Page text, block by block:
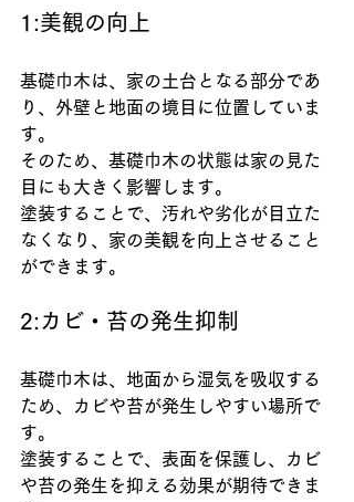
1:美観の向上
基礎巾木は、家の土台となる部分であ
り、外壁と地面の境目に位置していま
す。
そのため、基礎巾木の状態は家の見た
目にも大きく影響します。
塗装することで、汚れや劣化が目立た
なくなり、家の美観を向上させること
ができます。
2:カビ・苔の発生抑制
基礎巾木は、地面から湿気を吸収する
ため、カビや苔が発生しやすい場所で
す。
塗装することで、表面を保護し、カビ
や苔の発生を抑える効果が期待できま